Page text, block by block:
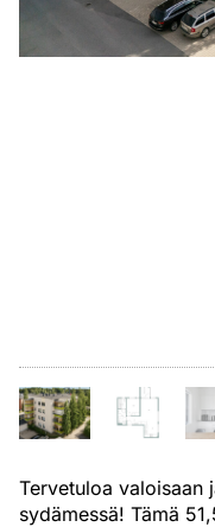
Tervetuloa valoisaan
sydämessä! Tämä